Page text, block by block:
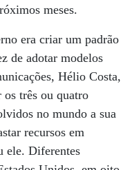
meses.
era criar um padrão
de adotar modelos
Hélio Costa,
os três ou quatro
no mundo a sua
recursos em
ele. Diferentes